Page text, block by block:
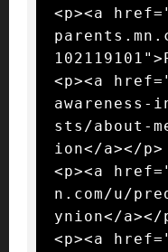
<p><a
<p><a
sts/about-
ion</a></p>
<p><a
n.com/u/
ynion</a></
<p><a